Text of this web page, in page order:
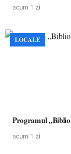
acum 1 zi
LOCALE
Programul
acum 1 zi